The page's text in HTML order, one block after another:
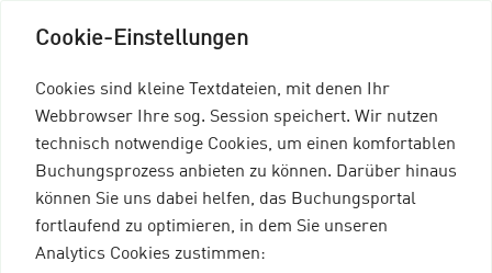
Cookie-Einstellungen
Cookies sind kleine Textdateien, mit denen Ihr
Webbrowser Ihre sog. Session speichert. Wir nutzen
technisch notwendige Cookies, um einen komfortablen
Buchungsprozess anbieten zu können. Darüber hinaus
können Sie uns dabei helfen, das Buchungsportal
fortlaufend zu optimieren, in dem Sie unseren
Analytics Cookies zustimmen:
Menü einblenden
mein96-Profil